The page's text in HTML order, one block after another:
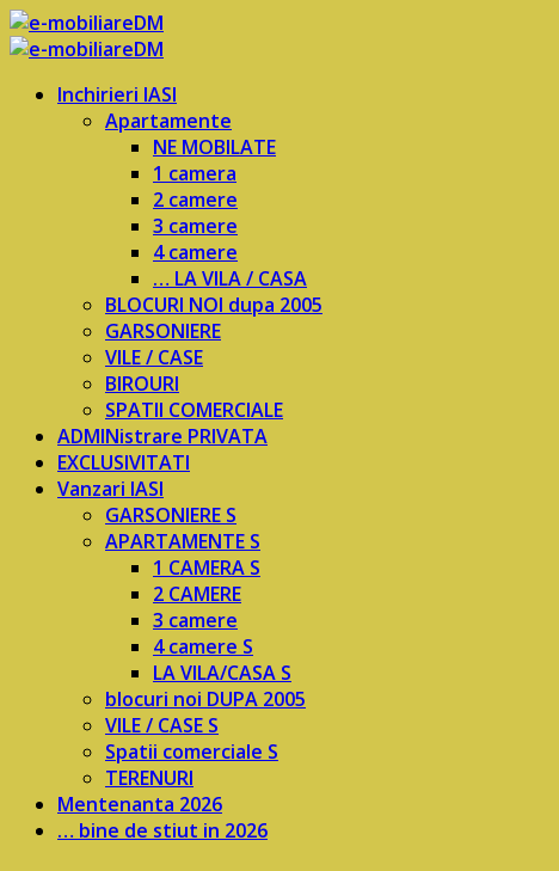
Inchirieri IASI
Apartamente
NE MOBILATE
1 camera
2 camere
3 camere
4 camere
… LA VILA / CASA
BLOCURI NOI dupa 2005
GARSONIERE
VILE / CASE
BIROURI
SPATII COMERCIALE
ADMINistrare PRIVATA
EXCLUSIVITATI
Vanzari IASI
GARSONIERE S
APARTAMENTE S
1 CAMERA S
2 CAMERE
3 camere
4 camere S
LA VILA/CASA S
blocuri noi DUPA 2005
VILE / CASE S
Spatii comerciale S
TERENURI
Mentenanta 2026
… bine de stiut in 2026